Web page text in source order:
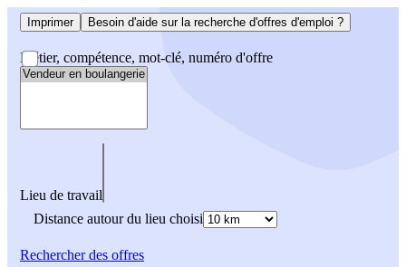
Imprimer Besoin d'aide sur la recherche d'offres d'emploi ?
Métier, compétence, mot-clé, numéro d'offre
Lieu de travail
Distance autour du lieu choisi
Rechercherdes offres